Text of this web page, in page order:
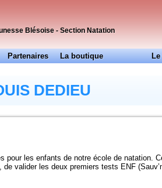
Blésoise - Section Natation
Partenaires La boutique
Le
Piscines
DEDIEU
pour les enfants de notre école de natation.
valider les deux premiers tests ENF